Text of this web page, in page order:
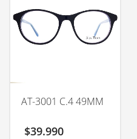
AT-3001 C.4 49MM
$39.990